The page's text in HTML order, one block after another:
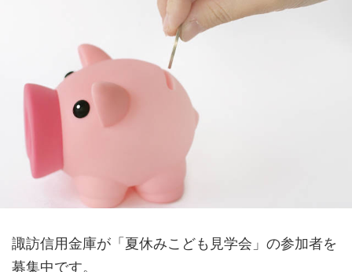
諏訪信用金庫が「夏休みこども見学会」の参加者を
募集中です。